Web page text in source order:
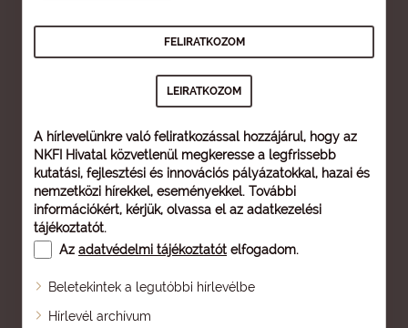
A hírlevelünkre való feliratkozással hozzájárul, hogy az
NKFI Hivatal közvetlenül megkeresse a legfrissebb
kutatási, fejlesztési és innovációs pályázatokkal, hazai és
nemzetközi hírekkel, eseményekkel. További
információkért, kérjük, olvassa el az adatkezelési
tájékoztatót.
Az adatvédelmi tájékoztatót elfogadom.
Beletekintek a legutóbbi hírlevélbe
Hírlevél archívum
Oldaltérkép